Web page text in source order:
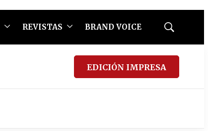
REVISTAS BRAND VOICE
Mostrar
EDICIÓN IMPRESA